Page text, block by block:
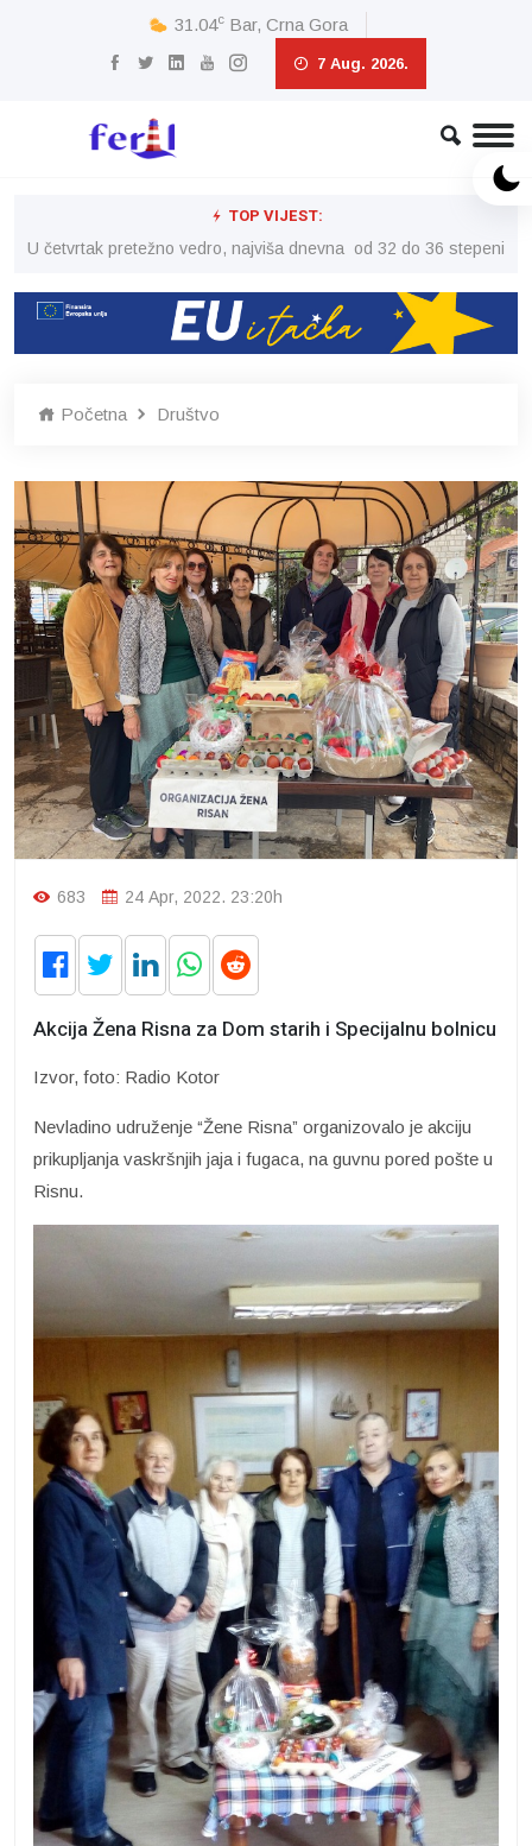
31.04c Bar, Crna Gora
7 Aug. 2026.
TOP VIJEST:
U četvrtak pretežno vedro, najviša dnevna od 32 do 36 stepeni
Početna Društvo
683 24 Apr, 2022. 23:20h
Akcija Žena Risna za Dom starih i Specijalnu bolnicu
Izvor, foto: Radio Kotor
Nevladino udruženje “Žene Risna” organizovalo je akciju
prikupljanja vaskršnjih jaja i fugaca, na guvnu pored pošte u
Risnu.